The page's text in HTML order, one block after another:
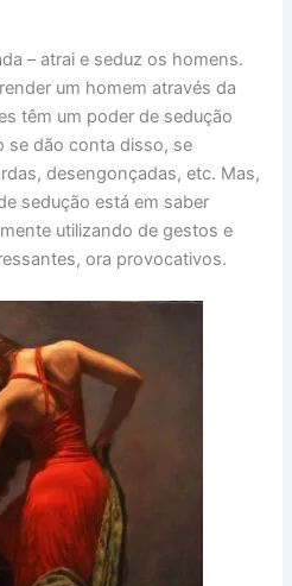
– atrai e seduz os homens.
um homem através da
têm um poder de sedução
se dão conta disso, se
desengonçadas, etc. Mas,
sedução está em saber
utilizando de gestos e
ora provocativos.